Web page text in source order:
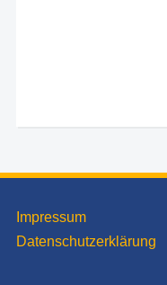
Impressum
Datenschutzerklärung